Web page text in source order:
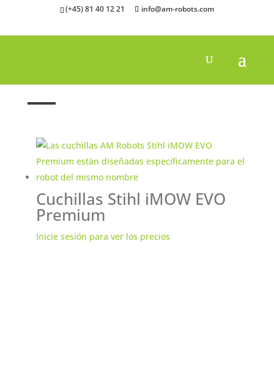
(+45) 81 40 12 21 info@am-robots.com
Cuchillas Stihl iMOW EVO
Premium
Inicie sesión para ver los precios